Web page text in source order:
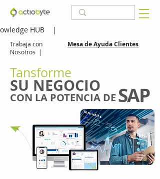
HUB |
Trabaja con
Nosotros |
Mesa de Ayuda Clientes
CON LA POTENCIA DE
SU NEGOCIO SAP
Tansforme